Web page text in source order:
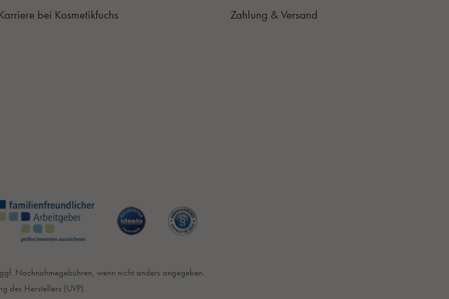
bei Kosmetikfuchs
Zahlung & Versand
Nachnahmegebühren, wenn nicht anders angegeben.
des Herstellers (UVP).